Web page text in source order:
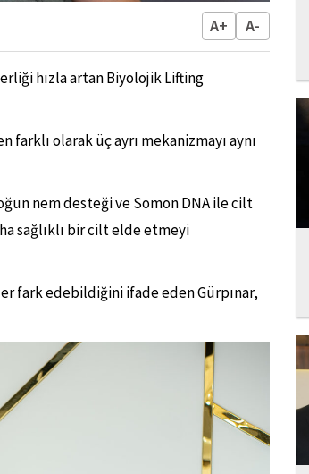
A+ A-
hızla artan Biyolojik Lifting
olarak üç ayrı mekanizmayı aynı
nem desteği ve Somon DNA ile cilt
sağlıklı bir cilt elde etmeyi
fark edebildiğini ifade eden Gürpınar,